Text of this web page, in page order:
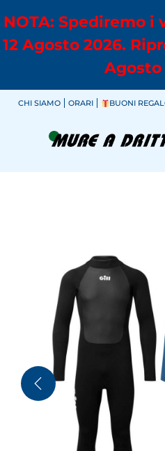
NOTA: Spediremo
12 Agosto 2026.
Agosto
CHI SIAMO ORARI BUONI